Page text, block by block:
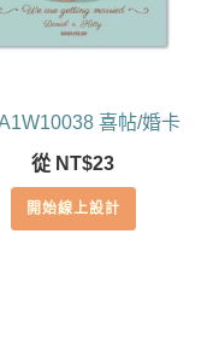
喜帖/婚卡
從 NT$23
開始線上設計